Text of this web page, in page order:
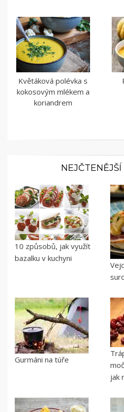
Květáková polévka s
kokosovým mlékem a
koriandrem
10 způsobů, jak využít
bazalku v kuchyni
Gurmáni na túře
jak